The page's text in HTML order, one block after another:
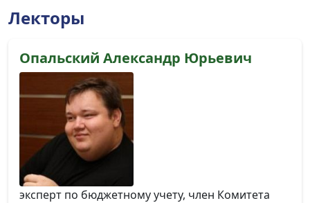
Лекторы
Опальский Александр Юрьевич
эксперт по бюджетному учету, член Комитета